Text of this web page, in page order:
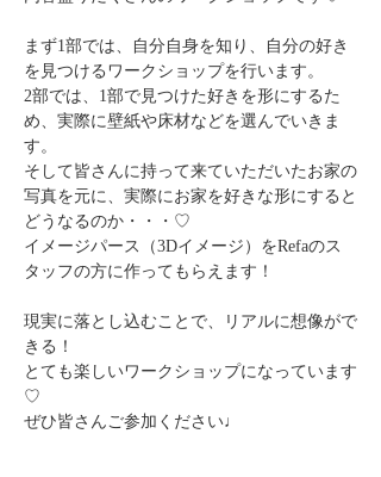
まず1部では、自分自身を知り、自分の好き
を見つけるワークショップを行います。
2部では、1部で見つけた好きを形にするた
め、実際に壁紙や床材などを選んでいきま
す。
そして皆さんに持って来ていただいたお家の
写真を元に、実際にお家を好きな形にすると
どうなるのか・・・♡
イメージパース（3Dイメージ）をRefaのス
タッフの方に作ってもらえます！
現実に落とし込むことで、リアルに想像がで
きる！
とても楽しいワークショップになっています
♡
ぜひ皆さんご参加ください♩